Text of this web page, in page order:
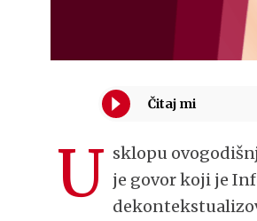
U sklopu
je govor koji je